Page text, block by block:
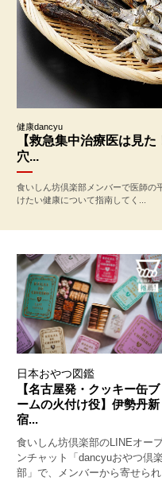
健康dancyu
【救急集中治療医は見
穴...
食いしん坊倶楽部メンバーで医師の
けたい健康について指南してく...
日本おやつ図鑑
【名古屋発・クッキー缶ブ
ームの火付け役】伊勢丹新
宿...
食いしん坊倶楽部のLINEオー
ンチャット「dancyuおやつ倶楽
部」で、メンバーから寄せられ